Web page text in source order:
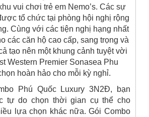
vui chơi trẻ em Nemo’s. Các sự
tổ chức tại phòng hội nghị rộng
Cùng với các tiện nghị hạng nhất
các căn hộ cao cấp, sang trọng và
tạo nên một khung cảnh tuyệt vời
Western Premier Sonasea Phu
hoàn hảo cho mỗi kỳ nghỉ.
Phú Quốc Luxury 3N2Đ, bạn
tự do chọn thời gian cụ thể cho
lựa chọn khác nữa. Gói Combo